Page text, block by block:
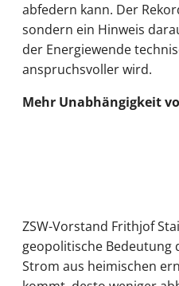
abfedern kann. Der
sondern ein Hinweis
der Energiewende
anspruchsvoller wird.
Mehr Unabhängigkeit
ZSW-Vorstand Frithjof
geopolitische Bedeutung
Strom aus heimischen